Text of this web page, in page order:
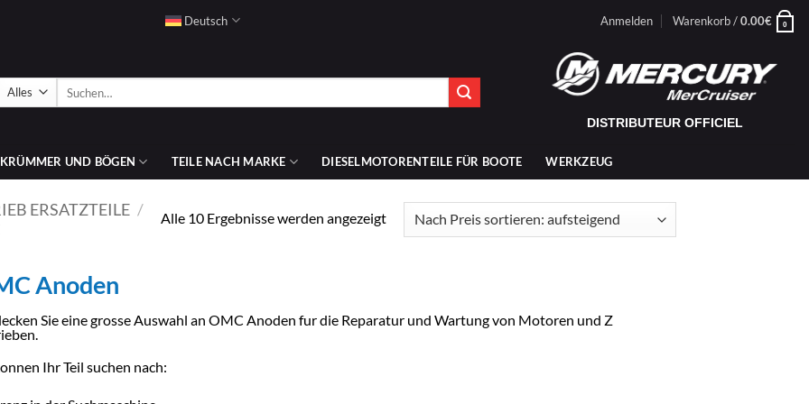
Deutsch Anmelden Warenkorb /0.00€ 0
DISTRIBUTEUR OFFICIEL
UND BÖGEN TEILE NACH MARKE DIESELMOTORENTEILE FÜR BOOTE WERKZEUG
ERSATZTEILE /
Alle 10 Ergebnisse werden angezeigtNach
Anoden
Sie eine grosse Auswahl an OMC Anoden fur die Reparatur und Wartung von Motoren und Z
Ihr Teil suchen nach: